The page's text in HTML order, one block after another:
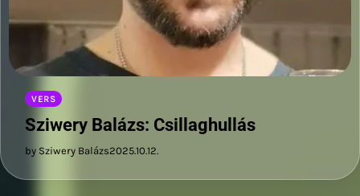
VERS
Sziwery Balázs: Csillaghullás
by Sziwery Balázs2025.10.12.